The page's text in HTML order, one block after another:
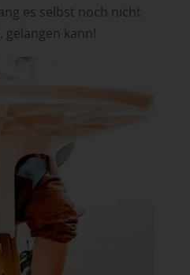
es selbst noch nicht
gelangen kann!